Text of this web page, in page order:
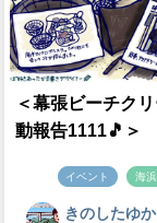
＜幕張ビーチク
動報告1111🎵＞
イベント 海
きのしたゆか